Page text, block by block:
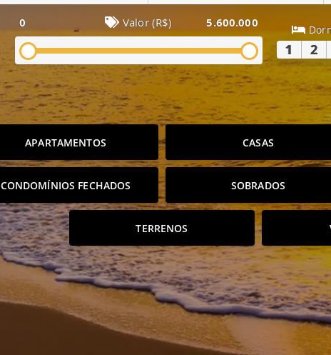
0 Valor (R$) 5.600.000
1 2
APARTAMENTOS CASAS
CONDOMÍNIOS FECHADOS SOBRADOS
TERRENOS